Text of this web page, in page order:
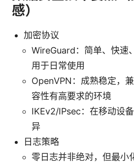
感）
加密协议
WireGuard：简单、快速
用于日常使用
OpenVPN：成熟稳定，
容性有高要求的环境
IKEv2/IPsec：在移动设
异
日志策略
零日志并非绝对，但最小